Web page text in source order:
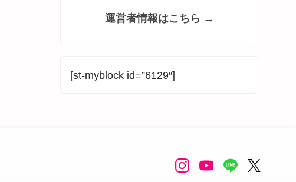
運営者情報はこちら →
[st-myblock id=”6129″]